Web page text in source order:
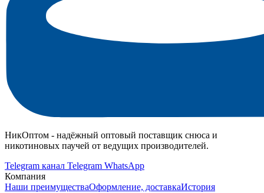
НикОптом - надёжный оптовый поставщик снюса и
никотиновых паучей от ведущих производителей.
Telegram канал Telegram WhatsApp
Компания
Наши преимуществаОформление, доставкаИстория